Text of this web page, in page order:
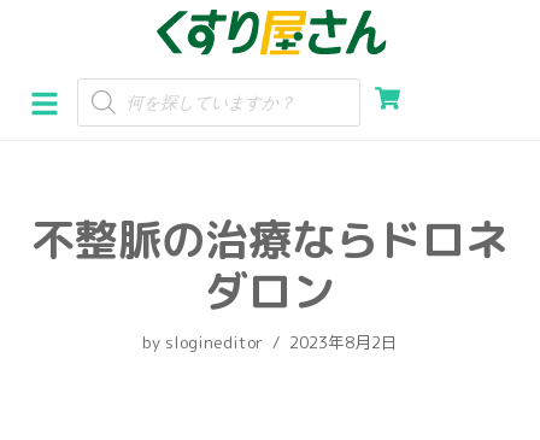
ン
テ
ス不整脈の治療ならドロネ
ダロン
by slogineditor 2023年8月2日